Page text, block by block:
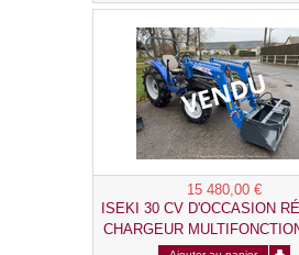
15 480,00 €
ISEKI 30 CV D'OCCASION
CHARGEUR